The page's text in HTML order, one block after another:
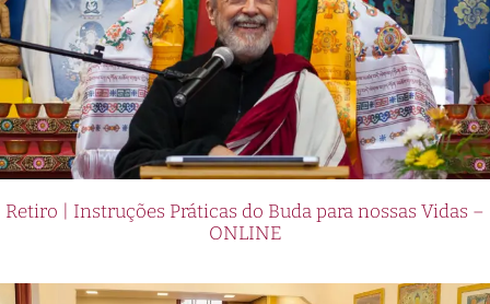
Retiro | Instruções Práticas do Buda para nossas Vidas –
ONLINE